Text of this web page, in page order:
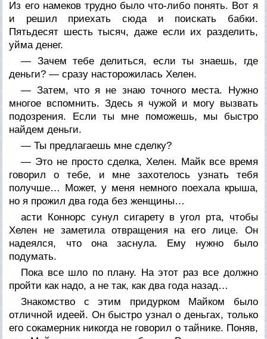
Из его намеков трудно было что-либо понять. Вот я
и решил приехать сюда и поискать бабки.
Пятьдесят шесть тысяч, даже если их разделить,
уйма денег.
— Зачем тебе делиться, если ты знаешь, где
деньги? — сразу насторожилась Хелен.
— Затем, что я не знаю точного места. Нужно
многое вспомнить. Здесь я чужой и могу вызвать
подозрения. Если ты мне поможешь, мы быстро
найдем деньги.
— Ты предлагаешь мне сделку?
— Это не просто сделка, Хелен. Майк все время
говорил о тебе, и мне захотелось узнать тебя
получше… Может, у меня немного поехала крыша,
но я прожил два года без женщины…
асти Коннорс сунул сигарету в угол рта, чтобы
Хелен не заметила отвращения на его лице. Он
надеялся, что она заснула. Ему нужно было
подумать.
Пока все шло по плану. На этот раз все должно
пройти как надо, а не так, как два года назад…
Знакомство с этим придурком Майком было
отличной идеей. Он быстро узнал о деньгах, только
его сокамерник никогда не говорил о тайнике. Поняв,